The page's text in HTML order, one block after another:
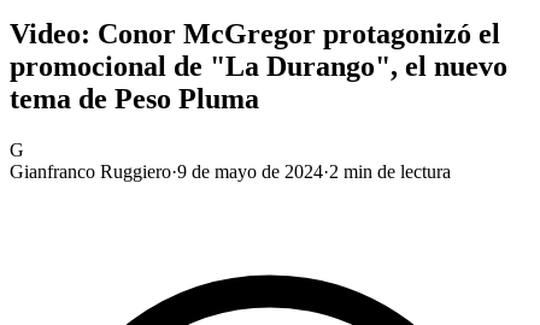
Video: Conor McGregor protagonizó el
promocional de "La Durango", el nuevo
tema de Peso Pluma
G
Gianfranco Ruggiero·9 de mayo de 2024·2 min de lectura